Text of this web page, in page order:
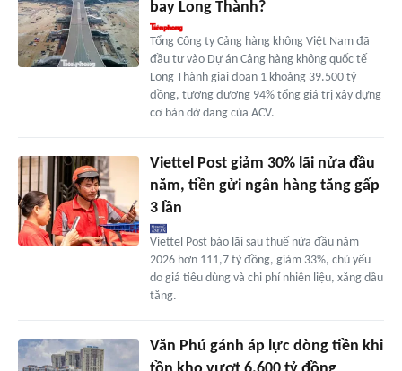
bay Long Thành?
Tổng Công ty Cảng hàng không Việt Nam đã
đầu tư vào Dự án Cảng hàng không quốc tế
Long Thành giai đoạn 1 khoảng 39.500 tỷ
đồng, tương đương 94% tổng giá trị xây dựng
cơ bản dở dang của ACV.
Viettel Post giảm 30% lãi nửa đầu
năm, tiền gửi ngân hàng tăng gấp
3 lần
Viettel Post báo lãi sau thuế nửa đầu năm
2026 hơn 111,7 tỷ đồng, giảm 33%, chủ yếu
do giá tiêu dùng và chi phí nhiên liệu, xăng dầu
tăng.
Văn Phú gánh áp lực dòng tiền khi